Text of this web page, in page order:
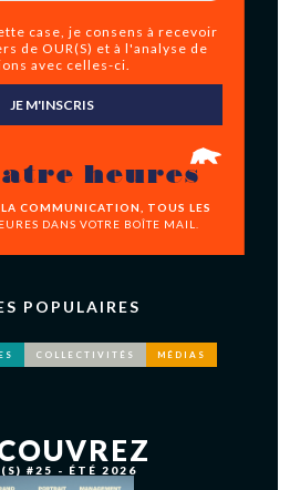
case, je consens à recevoir
de OUR(S) et à l'analyse de
avec celles-ci.
JE M'INSCRIS
heures
LA COMMUNICATION, TOUS LES
DANS VOTRE BOÎTE MAIL.
POPULAIRES
COLLECTIVITÉS MÉDIAS
#25 - ÉTÉ 2026